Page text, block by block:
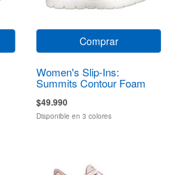
Comprar
Women's Slip-Ins:
Summits Contour Foam
$49.990
Disponible en 3 colores